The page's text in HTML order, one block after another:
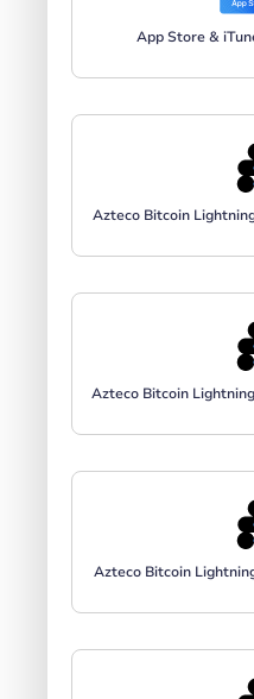
App Store &
Azteco Bitcoin
Azteco Bitcoin
Azteco Bitcoin